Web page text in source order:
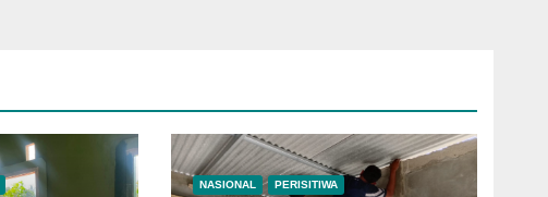
NASIONAL PERISITIWA